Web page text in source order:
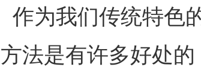
作为我们传统特色
方法是有许多好处